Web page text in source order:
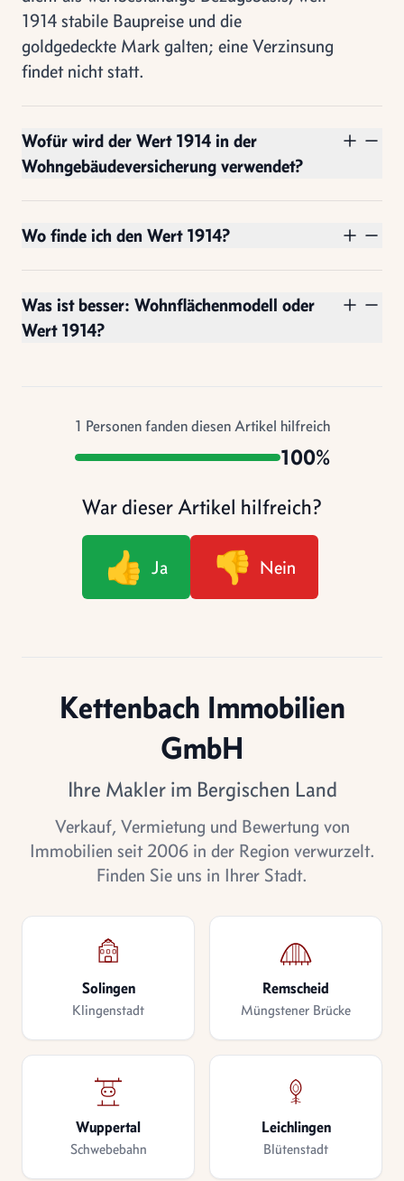
1914 stabile Baupreise und die
goldgedeckte Mark galten; eine Verzinsung
findet nicht statt.
Wofür wird der Wert 1914 in der
Wohngebäudeversicherung verwendet?
Wo finde ich den Wert 1914?
Was ist besser: Wohnflächenmodell oder
Wert 1914?
1 Personen fanden diesen Artikel hilfreich
100%
War dieser Artikel hilfreich?
👍 Ja 👎 Nein
Kettenbach Immobilien
GmbH
Ihre Makler im Bergischen Land
Verkauf, Vermietung und Bewertung von
Immobilien seit 2006 in der Region verwurzelt.
Finden Sie uns in Ihrer Stadt.
Solingen
Klingenstadt
Remscheid
Müngstener Brücke
Wuppertal
Schwebebahn
Leichlingen
Blütenstadt